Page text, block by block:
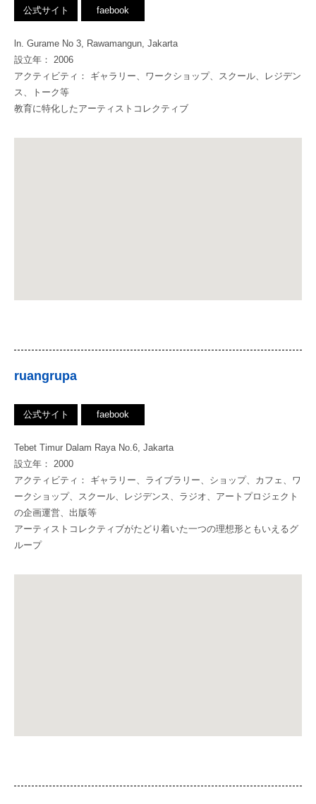
公式サイト faebook
ln. Gurame No 3, Rawamangun, Jakarta
設立年： 2006
アクティビティ： ギャラリー、ワークショップ、スクール、レジデン
ス、トーク等
教育に特化したアーティストコレクティブ
ruangrupa
公式サイト faebook
Tebet Timur Dalam Raya No.6, Jakarta
設立年： 2000
アクティビティ： ギャラリー、ライブラリー、ショップ、カフェ、ワ
ークショップ、スクール、レジデンス、ラジオ、アートプロジェクト
の企画運営、出版等
アーティストコレクティブがたどり着いた一つの理想形ともいえるグ
ループ